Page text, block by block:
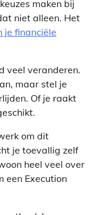
maken bij
niet alleen. Het
je financiële
veel veranderen.
maar stel je
Of je raakt
om dit
je toevallig zelf
heel veel over
een Execution